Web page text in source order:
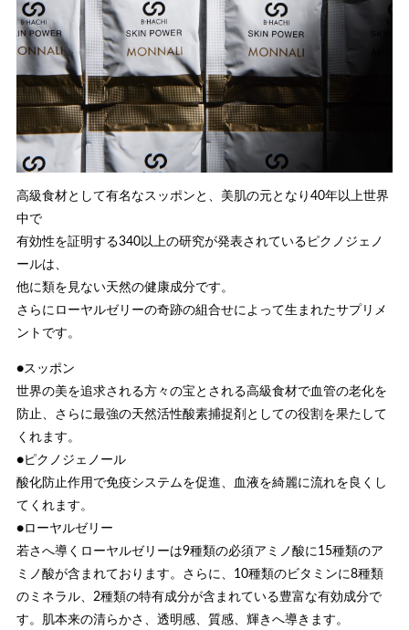
高級食材として有名なスッポンと、美肌の元となり40年以上世界
中で
有効性を証明する340以上の研究が発表されているピクノジェノ
ールは、
他に類を見ない天然の健康成分です。
さらにローヤルゼリーの奇跡の組合せによって生まれたサプリメ
ントです。
●スッポン
世界の美を追求される方々の宝とされる高級食材で血管の老化を
防止、さらに最強の天然活性酸素捕捉剤としての役割を果たして
くれます。
●ピクノジェノール
酸化防止作用で免疫システムを促進、血液を綺麗に流れを良くし
てくれます。
●ローヤルゼリー
若さへ導くローヤルゼリーは9種類の必須アミノ酸に15種類のア
ミノ酸が含まれております。さらに、10種類のビタミンに8種類
のミネラル、2種類の特有成分が含まれている豊富な有効成分で
す。肌本来の清らかさ、透明感、質感、輝きへ導きます。